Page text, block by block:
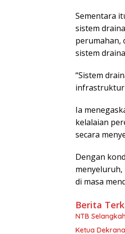
Sementara
sistem
perumahan,
sistem
“Sistem
infrastruktur
Ia
kelalaian
secara
Dengan
di masa
Berita
NTB
Ketua